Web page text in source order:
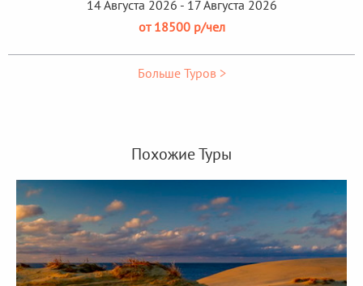
14 Августа 2026 - 17 Августа 2026
от 18500 р/чел
Больше Туров >
Похожие Туры